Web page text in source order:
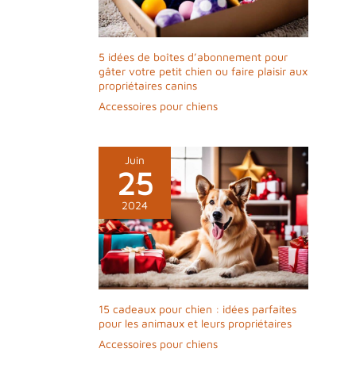
chien ou du
nettoyage de votre
maison. Facilitez le
toilettage et le
nettoyage des
notre conception
Rassurant:
Meowant est une
marque
professionnelle pour
animaux de
compagnie et nos
produits bénéficient
d'une garantie de 12
mois. Si vous
rencontrez des
problèmes de
qualité du produit,
5 idées de boîtes d’abonnement pour
gâter votre petit chien ou faire plaisir aux
propriétaires canins
Accessoires pour chiens
Juin
25
2024
15 cadeaux pour chien : idées parfaites
pour les animaux et leurs propriétaires
Accessoires pour chiens